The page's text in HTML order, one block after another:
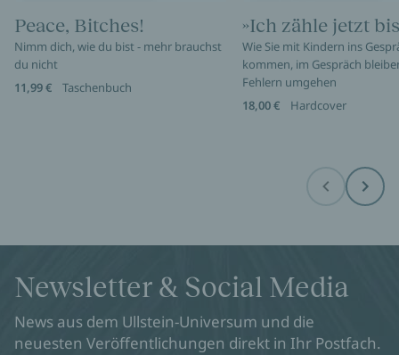
Peace, Bitches!
Nimm dich, wie du bist - mehr brauchst
du nicht
11,99 €
Taschenbuch
»Ich zähle jetzt
Wie Sie mit Kindern ins
kommen, im Gespräch
Fehlern umgehen
18,00 €
Hardcover
Before Next
Newsletter & Social Media
News aus dem Ullstein-Universum und die
neuesten Veröffentlichungen direkt in Ihr Postfach.